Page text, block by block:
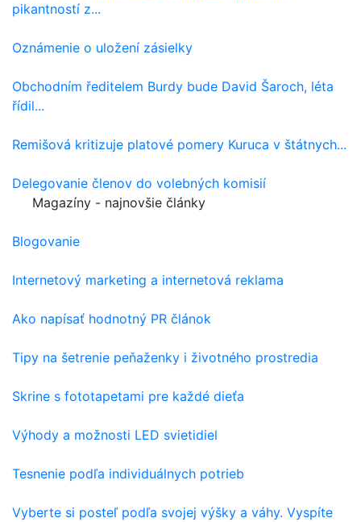
pikantností z...
Oznámenie o uložení zásielky
Obchodním ředitelem Burdy bude David Šaroch, léta
řídil...
Remišová kritizuje platové pomery Kuruca v štátnych...
Delegovanie členov do volebných komisií
Magazíny - najnovšie články
Blogovanie
Internetový marketing a internetová reklama
Ako napísať hodnotný PR článok
Tipy na šetrenie peňaženky i životného prostredia
Skrine s fototapetami pre každé dieťa
Výhody a možnosti LED svietidiel
Tesnenie podľa individuálnych potrieb
Vyberte si posteľ podľa svojej výšky a váhy. Vyspíte